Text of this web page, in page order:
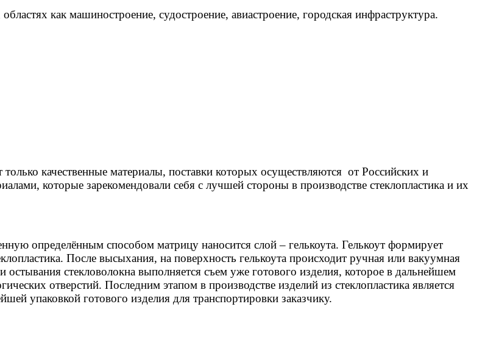
как машиностроение, судостроение, авиастроение, городская инфраструктура.
качественные материалы, поставки которых осуществляются от Российских и
которые зарекомендовали себя с лучшей стороны в производстве стеклопластика и их
определённым способом матрицу наносится слой – гелькоута. Гелькоут формирует
После высыхания, на поверхность гелькоута происходит ручная или вакуумная
стекловолокна выполняется съем уже готового изделия, которое в дальнейшем
отверстий. Последним этапом в производстве изделий из стеклопластика является
упаковкой готового изделия для транспортировки заказчику.